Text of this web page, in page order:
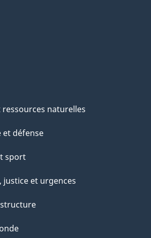
naturelles
et défense
sport
justice et urgences